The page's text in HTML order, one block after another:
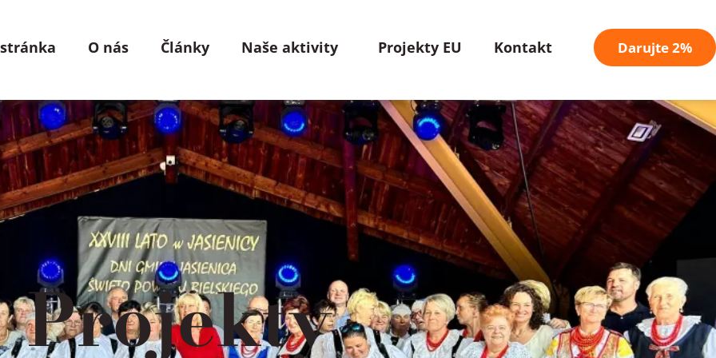
O nás Články Naše aktivity Projekty EU Kontakt Darujte 2%
Projekty